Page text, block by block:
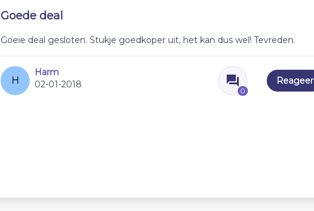
Goede deal
Goeie deal gesloten. Stukje goedkoper uit, het kan dus wel! Tevreden.
H
Harm
02-01-2018
0
Reageer